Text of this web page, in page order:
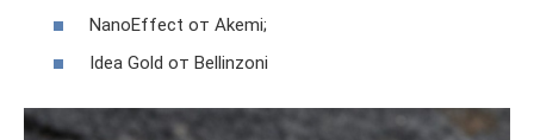
NanoEffect от Akemi;
Idea Gold от Bellinzoni